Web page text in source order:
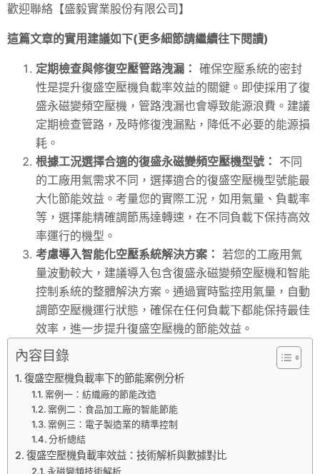
歡迎聯絡【盛毅實業股份有限公司】
這篇文章的實用建議如下(更多細節請繼續往下閱讀)
定期檢查與修復空壓管路洩漏： 確保空壓系統的密封
性是提升復盛空壓機負載率效益的關鍵。即使採用了復
盛永磁變頻空壓機，管路洩漏也會導致能源浪費。建議
定期檢查管路，及時修復洩漏點，降低不必要的能源損
耗。
根據工況選擇合適的復盛永磁變頻空壓機型號： 不同
的工廠用氣需求不同，選擇適合的復盛空壓機型號能最
大化節能效益。考量您的實際工況，如用氣量、負載率
等，選擇能精確調節馬達轉速，在不同負載下保持高效
率運行的機型。
考慮導入智能化空壓系統解決方案： 若您的工廠用氣
量波動較大，建議導入包含復盛永磁變頻空壓機和智能
控制系統的整體解決方案。通過實時監控用氣量，自動
調節空壓機運行狀態，確保在任何負載下都能保持最佳
效率，進一步提升復盛空壓機的節能效益。
內容目錄
復盛空壓機負載率下的節能案例分析
案例一：紡織廠的節能改造
案例二：食品加工廠的智能節能
案例三：電子製造業的精準控制
分析總結
復盛空壓機負載率效益：技術解析與數據對比
永磁變頻技術解析